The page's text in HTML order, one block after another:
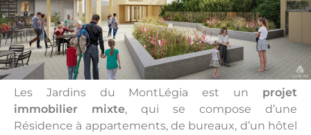
Les Jardins du MontLégia est un projet
immobilier mixte, qui se compose d’une
Résidence à appartements, de bureaux, d’un hôtel